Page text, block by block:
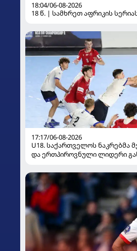
18:04/06-08-2026
18 წ. | სამხრეთ აფრიკის
17:17/06-08-2026
U18. საქართველოს ნაკრებმა
და ერთპიროვნული ლიდერი